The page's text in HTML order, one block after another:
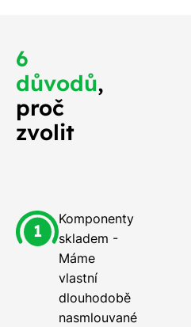
6
důvodů,
proč
zvolit
Komponenty
skladem -
Máme
vlastní
dlouhodobě
nasmlouvané